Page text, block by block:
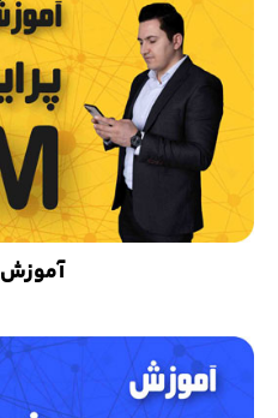
آموزش RTM